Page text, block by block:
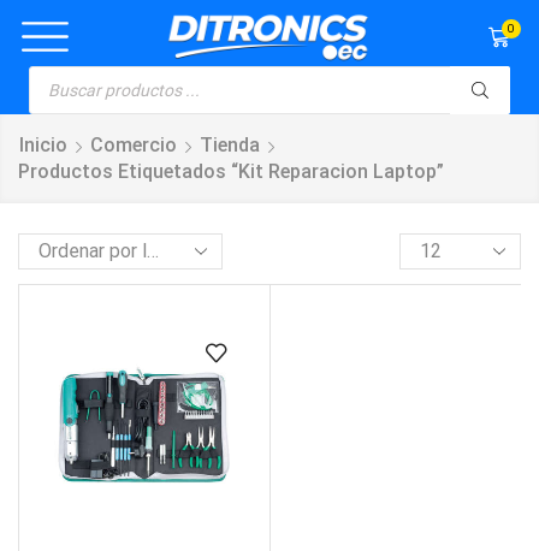
0
Inicio Comercio
Tienda
Productos Etiquetados “kit Reparacion Laptop”